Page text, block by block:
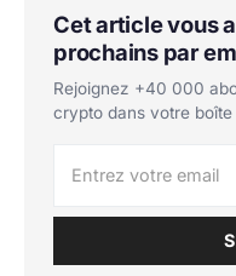
Cet article vous
prochains par
Rejoignez +40 000
crypto dans votre